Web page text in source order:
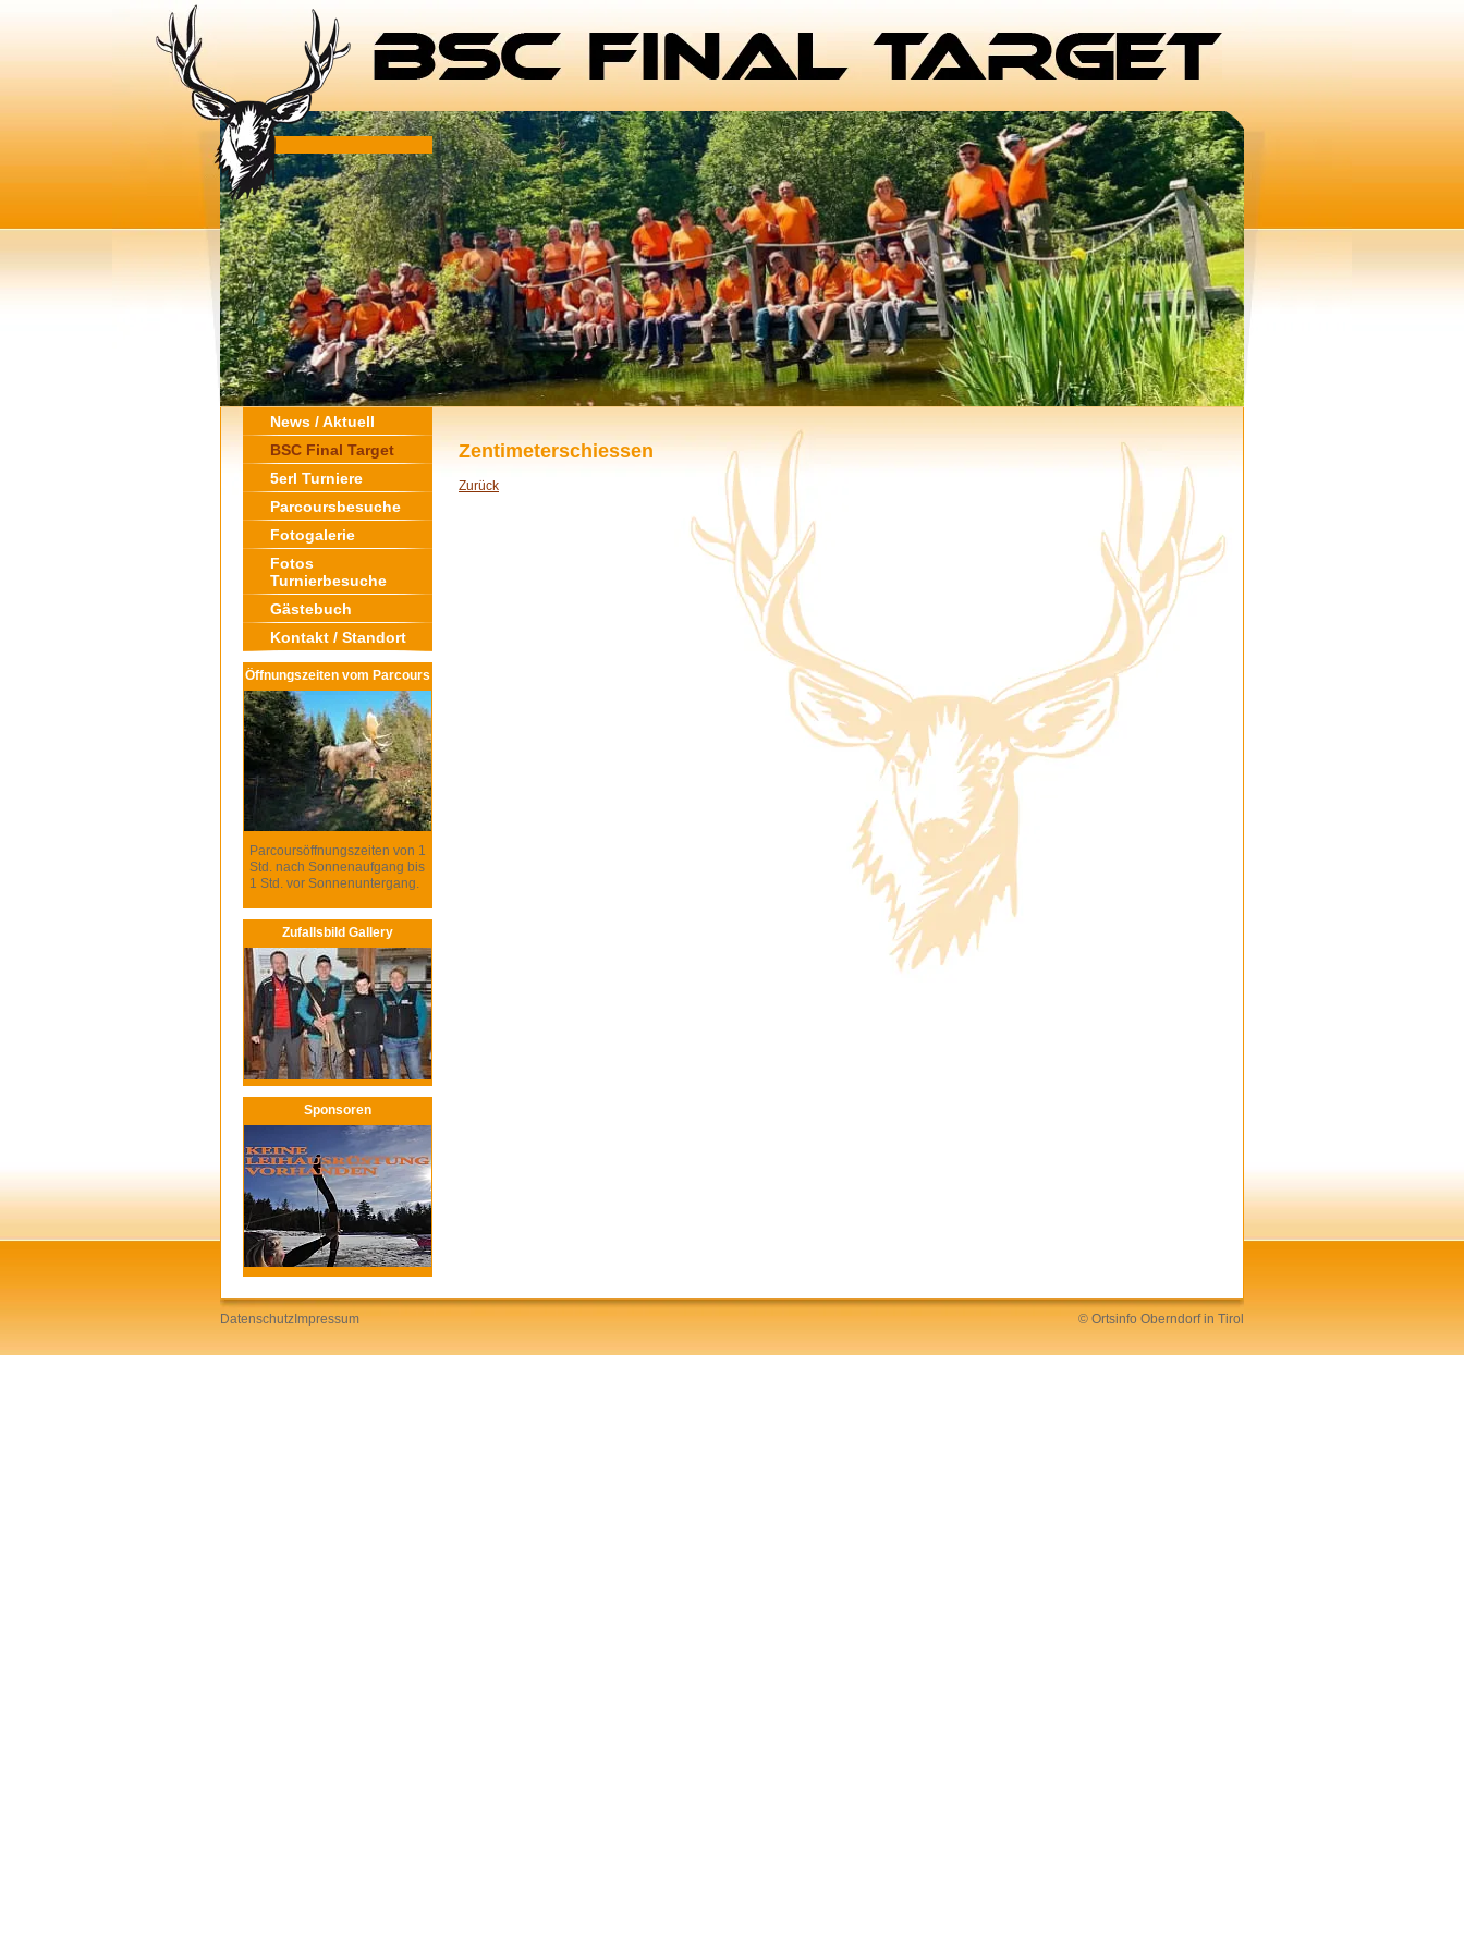
News / Aktuell
BSC Final Target
5erl Turniere
Parcoursbesuche
Fotogalerie
Fotos
Turnierbesuche
Gästebuch
Kontakt / Standort
Öffnungszeiten vom Parcours
Parcoursöffnungszeiten von 1
Std. nach Sonnenaufgang bis
1 Std. vor Sonnenuntergang.
Zufallsbild Gallery
Sponsoren
Zentimeterschiessen
Zurück
Datenschutz Impressum © Ortsinfo Oberndorf in Tirol